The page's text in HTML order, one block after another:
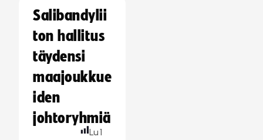
Salibandylii
ton hallitus
täydensi
maajoukkue
iden
johtoryhmiä
Lu1